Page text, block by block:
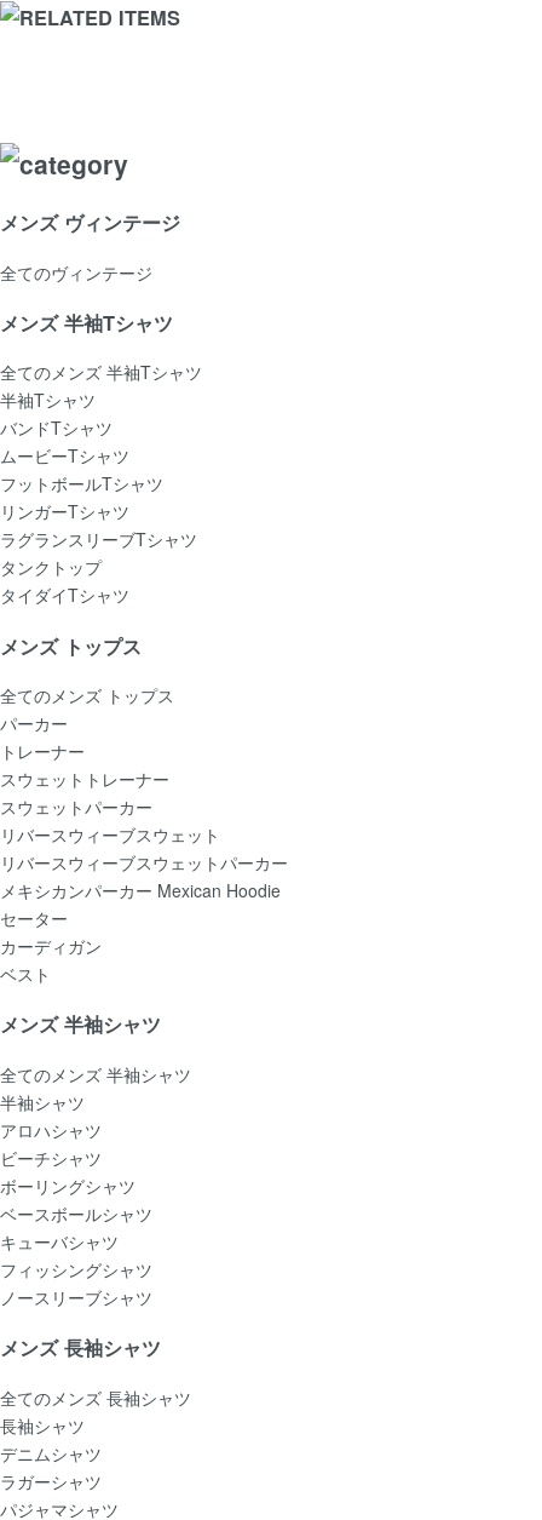
メンズ ヴィンテージ
全てのヴィンテージ
メンズ 半袖Tシャツ
全てのメンズ 半袖Tシャツ
半袖Tシャツ
バンドTシャツ
ムービーTシャツ
フットボールTシャツ
リンガーTシャツ
ラグランスリーブTシャツ
タンクトップ
タイダイTシャツ
メンズ トップス
全てのメンズ トップス
パーカー
トレーナー
スウェットトレーナー
スウェットパーカー
リバースウィーブスウェット
リバースウィーブスウェットパーカー
メキシカンパーカー Mexican Hoodie
セーター
カーディガン
ベスト
メンズ 半袖シャツ
全てのメンズ 半袖シャツ
半袖シャツ
アロハシャツ
ビーチシャツ
ボーリングシャツ
ベースボールシャツ
キューバシャツ
フィッシングシャツ
ノースリーブシャツ
メンズ 長袖シャツ
全てのメンズ 長袖シャツ
長袖シャツ
デニムシャツ
ラガーシャツ
パジャマシャツ